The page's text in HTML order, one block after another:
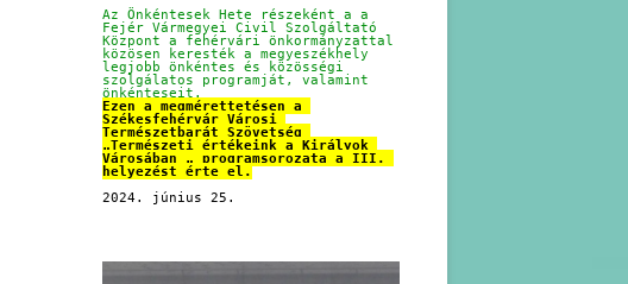
Az Önkéntesek Hete részeként a a
Fejér Vármegyei Civil Szolgáltató
Központ a fehérvári önkormányzattal
közösen keresték a megyeszékhely
legjobb önkéntes és közösségi
szolgálatos programját, valamint
önkénteseit.
Ezen a megmérettetésen a
Székesfehérvár Városi
Természetbarát Szövetség
„Természeti értékeink a Királyok
Városában „ programsorozata a III.
helyezést érte el.
2024. június 25.